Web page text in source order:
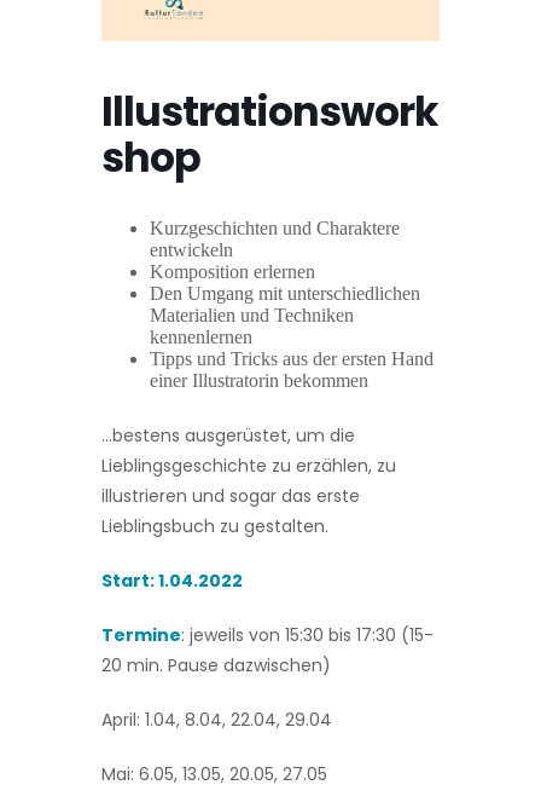
Illustrationswork
shop
Kurzgeschichten und Charaktere
entwickeln
Komposition erlernen
Den Umgang mit unterschiedlichen
Materialien und Techniken
kennenlernen
Tipps und Tricks aus der ersten Hand
einer Illustratorin bekommen
…bestens ausgerüstet, um die
Lieblingsgeschichte zu erzählen, zu
illustrieren und sogar das erste
Lieblingsbuch zu gestalten.
Start: 1.04.2022
Termine: jeweils von 15:30 bis 17:30 (15-
20 min. Pause dazwischen)
April: 1.04, 8.04, 22.04, 29.04
Mai: 6.05, 13.05, 20.05, 27.05